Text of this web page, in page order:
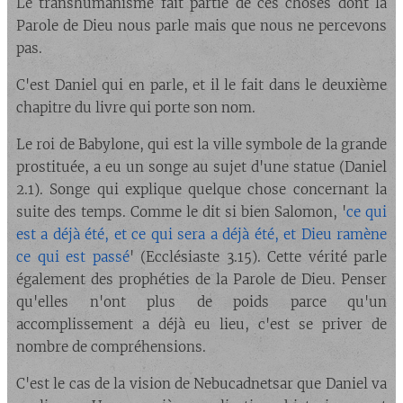
Parole de Dieu nous parle mais que nous ne percevons
pas.
C'est Daniel qui en parle, et il le fait dans le deuxième
chapitre du livre qui porte son nom.
Le roi de Babylone, qui est la ville symbole de la grande
prostituée, a eu un songe au sujet d'une statue (Daniel
2.1). Songe qui explique quelque chose concernant la
suite des temps. Comme le dit si bien Salomon, 'ce qui
est a déjà été, et ce qui sera a déjà été, et Dieu ramène
ce qui est passé' (Ecclésiaste 3.15). Cette vérité parle
également des prophéties de la Parole de Dieu. Penser
qu'elles n'ont plus de poids parce qu'un
accomplissement a déjà eu lieu, c'est se priver de
nombre de compréhensions.
C'est le cas de la vision de Nebucadnetsar que Daniel va